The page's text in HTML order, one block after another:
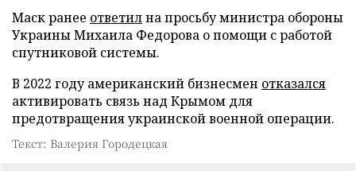
Маск ранее ответилна просьбу министра обороны
Украины Михаила Федорова о помощи с работой
спутниковой системы.
В 2022 году американский бизнесмен отказался
активировать связь над Крымом для
предотвращения украинской военной операции.
Текст: Валерия Городецкая